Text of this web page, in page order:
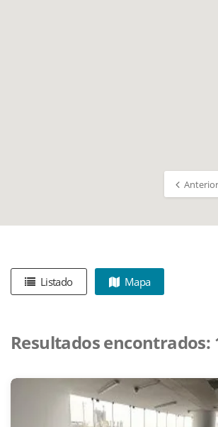
Anterior
Listado Mapa
Resultados encontrados: